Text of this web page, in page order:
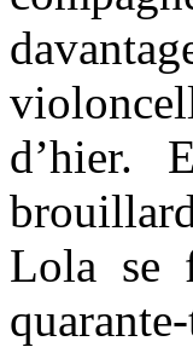
d’hier.
Lola se